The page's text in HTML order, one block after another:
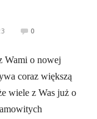
0
Wami o nowej
coraz większą
wiele z Was już o